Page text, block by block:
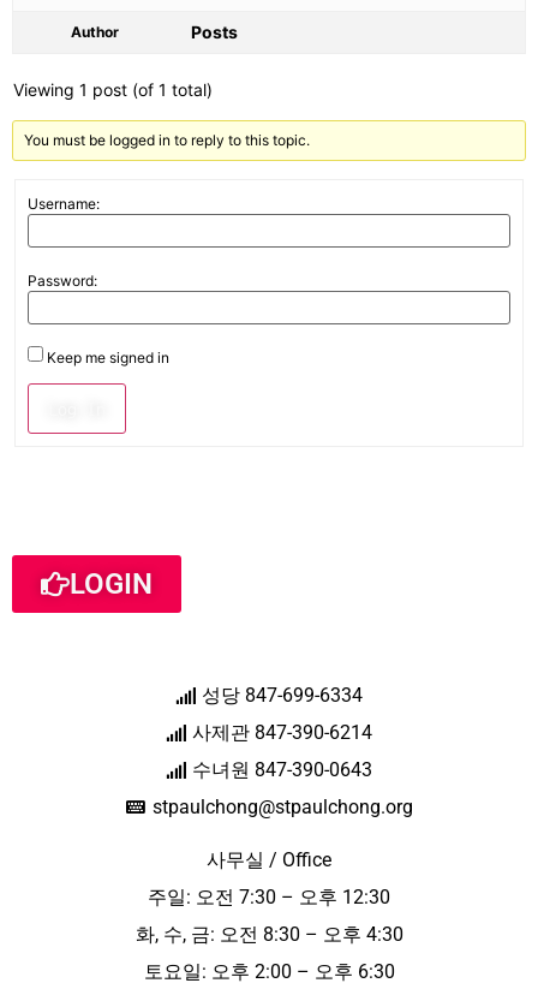
Author Posts
Viewing 1 post (of 1 total)
You must be logged in to reply to this topic.
Username:
Password:
Keep me signed in
LOGIN
성당 847-699-6334
사제관 847-390-6214
수녀원 847-390-0643
stpaulchong@stpaulchong.org
사무실 / Office
주일: 오전 7:30 – 오후 12:30
화, 수, 금: 오전 8:30 – 오후 4:30
토요일: 오후 2:00 – 오후 6:30